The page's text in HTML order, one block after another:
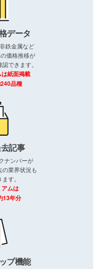
データ
鉄金属など
価格推移が
できます。
紙面掲載
品種
記事
ナンバーが
業界状況も
す。
ムは
13年分
プ機能